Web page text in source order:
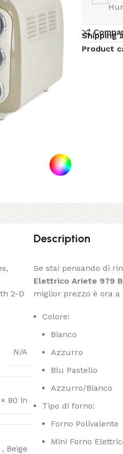
Shipping
Product
2-D
N/A
80 in
, Beige
Description
Se stai pensando di
Elettrico Ariete 979
miglior prezzo è ora
Colore:
Bianco
Azzurro
Blu Pastello
Azzurro/Bianco
Tipo di forno:
Forno Polivalente
Mini Forno